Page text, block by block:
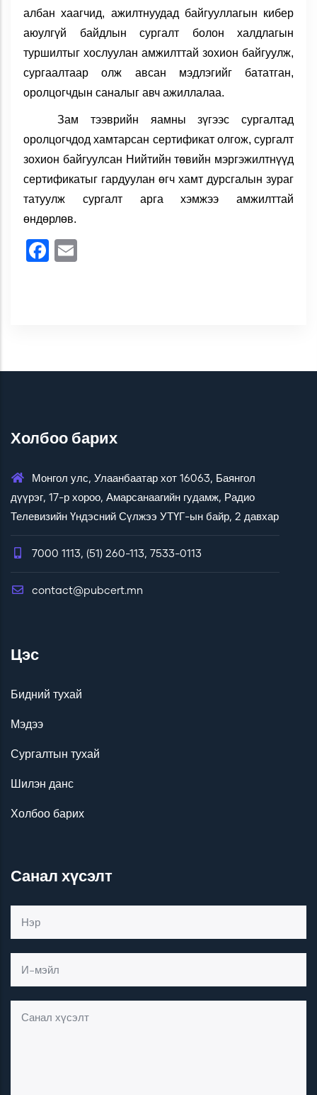
албан хаагчид, ажилтнуудад байгууллагын кибер
аюулгүй байдлын сургалт болон халдлагын
туршилтыг хослуулан амжилттай зохион байгуулж,
сургаалтаар олж авсан мэдлэгийг бататган,
оролцогчдын саналыг авч ажиллалаа.
Зам тээврийн яамны зүгээс сургалтад
оролцогчдод хамтарсан сертификат олгож, сургалт
зохион байгуулсан Нийтийн төвийн мэргэжилтнүүд
сертификатыг гардуулан өгч хамт дурсгалын зураг
татуулж сургалт арга хэмжээ амжилттай
өндөрлөв.
Facebook
Холбоо барих
Монгол улс, Улаанбаатар хот 16063, Баянгол
дүүрэг, 17-р хороо, Амарсанаагийн гудамж, Радио
Телевизийн Үндэсний Сүлжээ УТҮГ-ын байр, 2 давхар
7000 1113, (51) 260-113, 7533-0113
contact@pubcert.mn
Цэс
Бидний тухай
Мэдээ
Сургалтын тухай
Шилэн данс
Холбоо барих
Санал хүсэлт